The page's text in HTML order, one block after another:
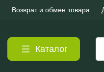
Возврат и обмен товара
Каталог